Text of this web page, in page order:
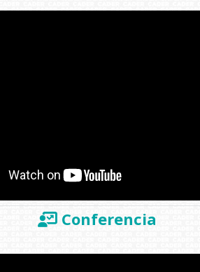
Conferencia